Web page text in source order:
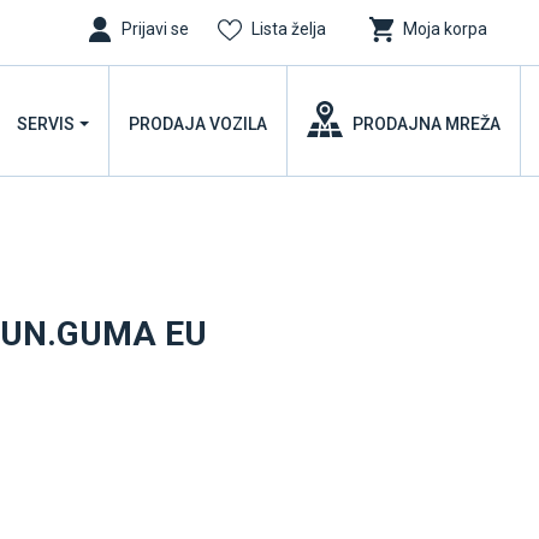
Prijavi se Lista želja Moja korpa
SERVIS PRODAJA VOZILA PRODAJNA MREŽA
EU